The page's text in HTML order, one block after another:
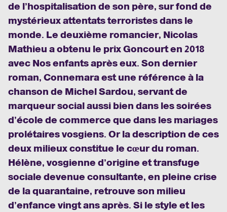
de l’hospitalisation de son père, sur fond de
mystérieux attentats terroristes dans le
monde. Le deuxième romancier, Nicolas
Mathieu a obtenu le prix Goncourt en 2018
avec Nos enfants après eux. Son dernier
roman, Connemara est une référence à la
chanson de Michel Sardou, servant de
marqueur social aussi bien dans les soirées
d’école de commerce que dans les mariages
prolétaires vosgiens. Or la description de ces
deux milieux constitue le cœur du roman.
Hélène, vosgienne d’origine et transfuge
sociale devenue consultante, en pleine crise
de la quarantaine, retrouve son milieu
d’enfance vingt ans après. Si le style et les